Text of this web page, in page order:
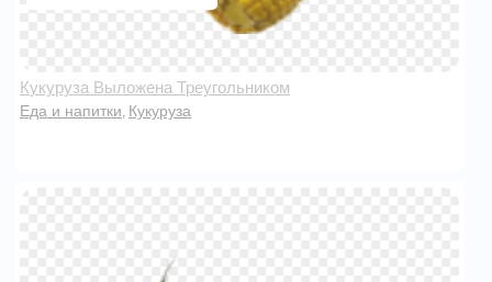
Кукуруза Выложена Треугольником
Еда и напитки Кукуруза